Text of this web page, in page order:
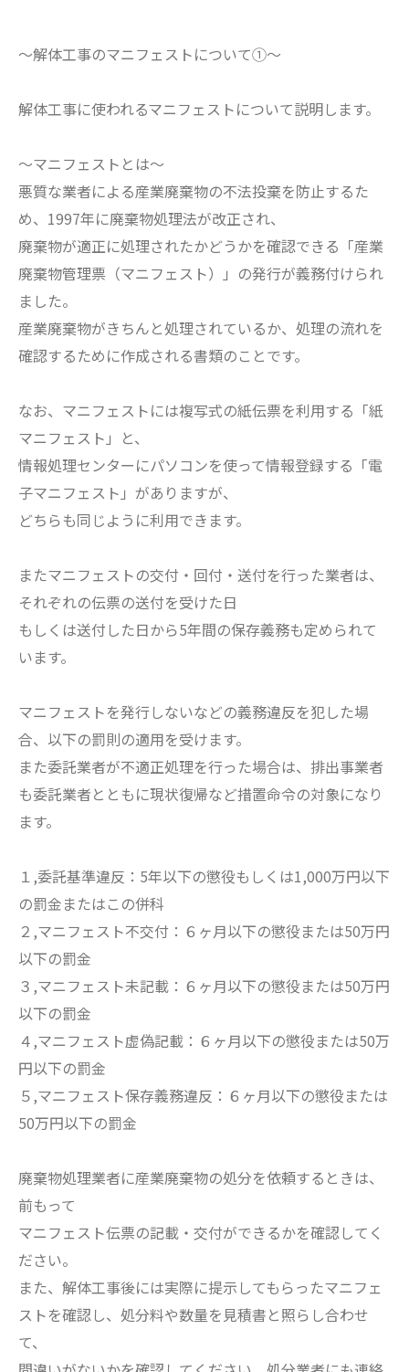
～解体工事のマニフェストについて①～
解体工事に使われるマニフェストについて説明します。
～マニフェストとは～
悪質な業者による産業廃棄物の不法投棄を防止するた
め、1997年に廃棄物処理法が改正され、
廃棄物が適正に処理されたかどうかを確認できる「産業
廃棄物管理票（マニフェスト）」の発行が義務付けられ
ました。
産業廃棄物がきちんと処理されているか、処理の流れを
確認するために作成される書類のことです。
なお、マニフェストには複写式の紙伝票を利用する「紙
マニフェスト」と、
情報処理センターにパソコンを使って情報登録する「電
子マニフェスト」がありますが、
どちらも同じように利用できます。
またマニフェストの交付・回付・送付を行った業者は、
それぞれの伝票の送付を受けた日
もしくは送付した日から5年間の保存義務も定められて
います。
マニフェストを発行しないなどの義務違反を犯した場
合、以下の罰則の適用を受けます。
また委託業者が不適正処理を行った場合は、排出事業者
も委託業者とともに現状復帰など措置命令の対象になり
ます。
１,委託基準違反：5年以下の懲役もしくは1,000万円以下
の罰金またはこの併科
２,マニフェスト不交付：６ヶ月以下の懲役または50万円
以下の罰金
３,マニフェスト未記載：６ヶ月以下の懲役または50万円
以下の罰金
４,マニフェスト虚偽記載：６ヶ月以下の懲役または50万
円以下の罰金
５,マニフェスト保存義務違反：６ヶ月以下の懲役または
50万円以下の罰金
廃棄物処理業者に産業廃棄物の処分を依頼するときは、
前もって
マニフェスト伝票の記載・交付ができるかを確認してく
ださい。
また、解体工事後には実際に提示してもらったマニフェ
ストを確認し、処分料や数量を見積書と照らし合わせ
て、